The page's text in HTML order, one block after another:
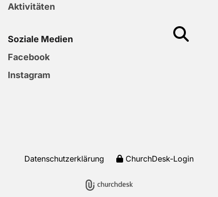
Aktivitäten
Soziale Medien
Facebook
Instagram
Datenschutzerklärung ChurchDesk-Login